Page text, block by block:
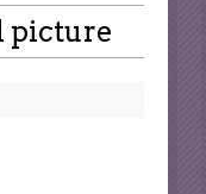
picture